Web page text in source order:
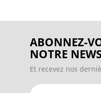
ABONNEZ-
NOTRE
Et recevez nos